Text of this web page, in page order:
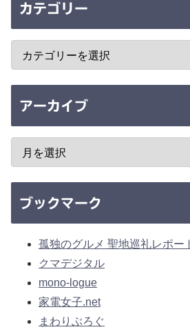
カテゴリー
アーカイブ
ブックマーク
孤独のグルメ 聖地巡礼レポー
クマデジタル
mono-logue
家電女子.net
まわりぶろぐ